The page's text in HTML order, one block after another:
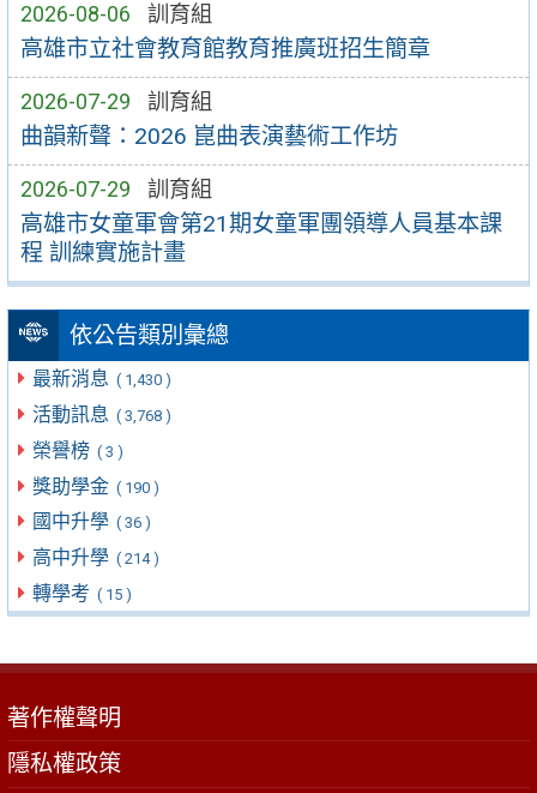
2026-08-06 訓育組
高雄市立社會教育館教育推廣班招生簡章
2026-07-29 訓育組
曲韻新聲：2026 崑曲表演藝術工作坊
2026-07-29 訓育組
高雄市女童軍會第21期女童軍團領導人員基本課
程 訓練實施計畫
依公告類別彙總
最新消息 ( 1,430 )
活動訊息 ( 3,768 )
榮譽榜 ( 3 )
獎助學金 ( 190 )
國中升學 ( 36 )
高中升學 ( 214 )
轉學考 ( 15 )
著作權聲明
隱私權政策